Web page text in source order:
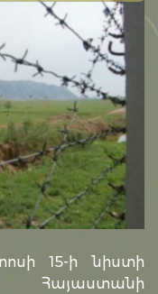
15-ի նիստի